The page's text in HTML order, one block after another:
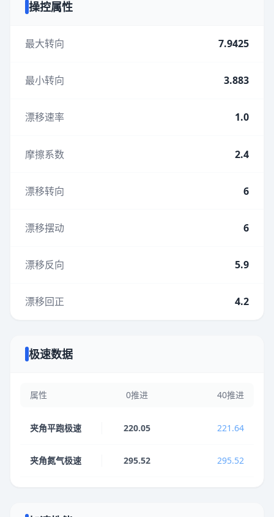
操控属性
最大转向 7.9425
最小转向 3.883
漂移速率 1.0
摩擦系数 2.4
漂移转向 6
漂移摆动 6
漂移反向 5.9
漂移回正 4.2
极速数据
属性 0推进 40推进
夹角平跑极速 220.05 221.64
夹角氮气极速 295.52 295.52